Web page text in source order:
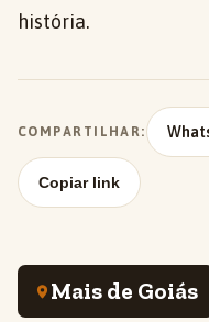
história.
COMPARTILHAR:
Copiar link
Mais de Goiás